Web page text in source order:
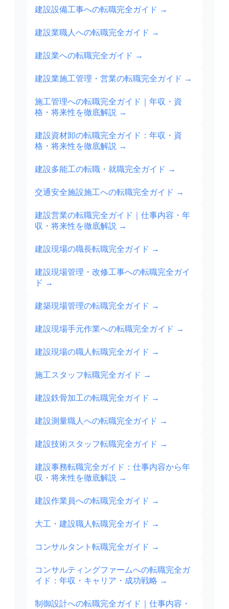
建設設備工事への転職完全ガイド →
建設業職人への転職完全ガイド →
建設業への転職完全ガイド →
建設業施工管理・営業の転職完全ガイド →
施工管理への転職完全ガイド｜年収・資
格・将来性を徹底解説 →
建設資材卸の転職完全ガイド：年収・資
格・将来性を徹底解説 →
建設多能工の転職・就職完全ガイド →
交通安全施設施工への転職完全ガイド →
建設営業の転職完全ガイド｜仕事内容・年
収・将来性を徹底解説 →
建設現場の職長転職完全ガイド →
建設現場管理・改修工事への転職完全ガイ
ド →
建築現場管理の転職完全ガイド →
建設現場手元作業への転職完全ガイド →
建設現場の職人転職完全ガイド →
施工スタッフ転職完全ガイド →
建設鉄骨加工の転職完全ガイド →
建設測量職人への転職完全ガイド →
建設技術スタッフ転職完全ガイド →
建設事務転職完全ガイド：仕事内容から年
収・将来性を徹底解説 →
建設作業員への転職完全ガイド →
大工・建設職人転職完全ガイド →
コンサルタント転職完全ガイド →
コンサルティングファームへの転職完全ガ
イド：年収・キャリア・成功戦略 →
制御設計への転職完全ガイド｜仕事内容・